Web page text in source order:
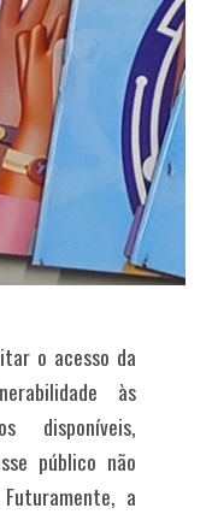
o acesso da
às
disponíveis,
público não
a